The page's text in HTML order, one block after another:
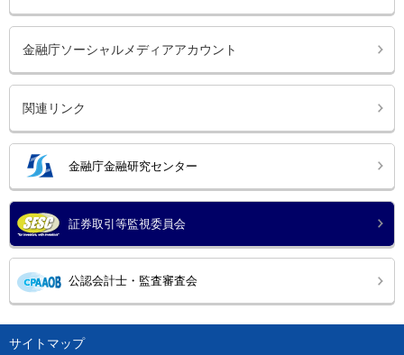
金融庁ソーシャルメディアアカウント
関連リンク
金融庁金融研究センター
証券取引等監視委員会
公認会計士・監査審査会
サイトマップ